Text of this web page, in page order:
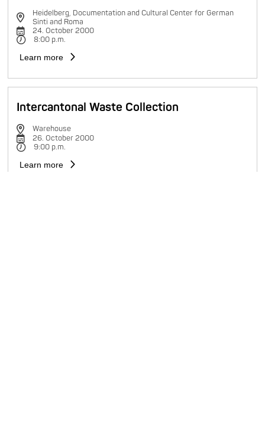
Heidelberg, Documentation and Cultural Center for German
Sinti and Roma
24. October 2000
8:00 p.m.
Learn more
Intercantonal Waste Collection
Warehouse
26. October 2000
9:00 p.m.
Learn more